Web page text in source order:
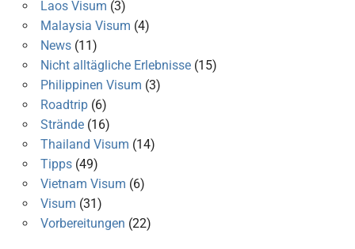
Laos Visum (3)
Malaysia Visum (4)
News(11)
Nicht alltägliche Erlebnisse(15)
Philippinen Visum (3)
Roadtrip(6)
Strände(16)
Thailand Visum (14)
Tipps(49)
Vietnam Visum (6)
Visum (31)
Vorbereitungen (22)